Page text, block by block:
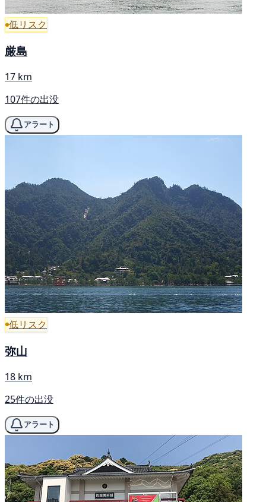
低リスク
厳島
17 km
107件の出没
アラート
低リスク
弥山
18 km
25件の出没
アラート